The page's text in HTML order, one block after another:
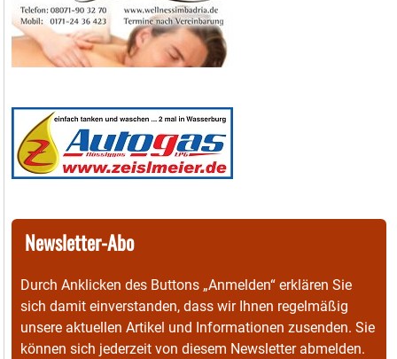
Newsletter-Abo
Durch Anklicken des Buttons „Anmelden“ erklären Sie
sich damit einverstanden, dass wir Ihnen regelmäßig
unsere aktuellen Artikel und Informationen zusenden. Sie
können sich jederzeit von diesem Newsletter abmelden.